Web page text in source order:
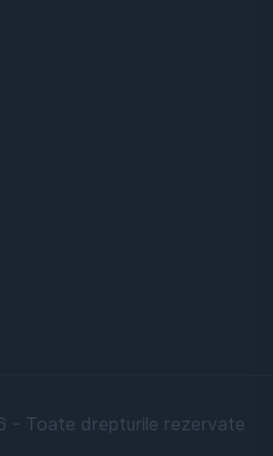
- Toate drepturile rezervate